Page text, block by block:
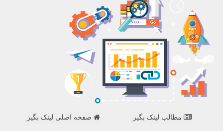
مطالب لینک بگیر صفحه اصلی لینک بگیر